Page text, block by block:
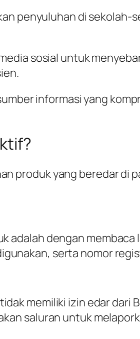
penyuluhan di
sosial untuk
informasi yang
produk yang beredar di
adalah dengan
serta nomor
memiliki izin edar dari
saluran untuk